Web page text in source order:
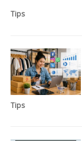
Tips
Tips